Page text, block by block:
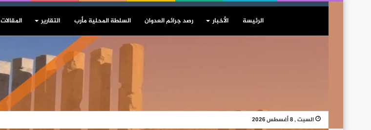
الرئيسة الأخبار رصد جرائم العدوان السلطة المحلية مأرب التقارير المقالات
السبت , 8 أغسطس 2026